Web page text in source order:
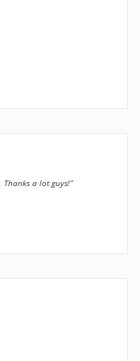
a lot guys!”